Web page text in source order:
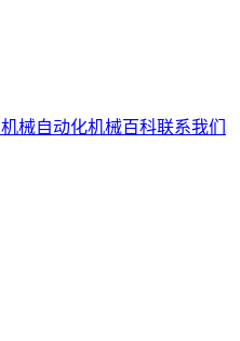
机械自动化机械百科联系我们